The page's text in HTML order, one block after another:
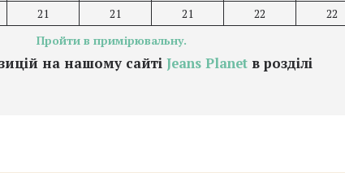
21 21 21 22
22
Пройти в примірювальну.
на нашому сайті Jeans Planet в розділі